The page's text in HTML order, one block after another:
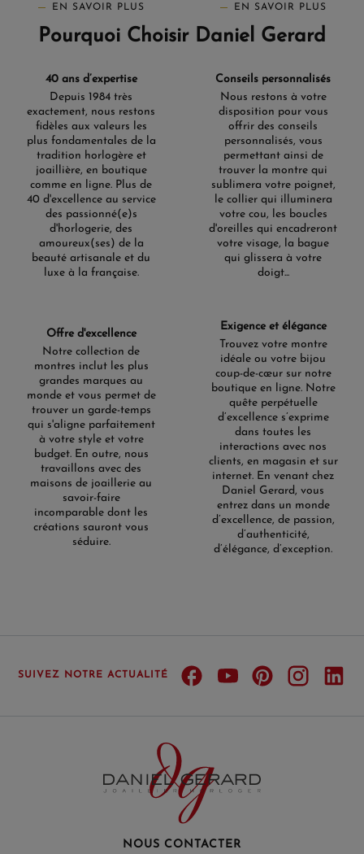
EN SAVOIR PLUS EN SAVOIR PLUS
Pourquoi Choisir Daniel Gerard
40 ans d’expertise
Depuis 1984 très
exactement, nous restons
fidèles aux valeurs les
plus fondamentales de la
tradition horlogère et
joaillière, en boutique
comme en ligne. Plus de
40 d'excellence au service
des passionné(e)s
d'horlogerie, des
amoureux(ses) de la
beauté artisanale et du
luxe à la française.
Conseils personnalisés
Nous restons à votre
disposition pour vous
offrir des conseils
personnalisés, vous
permettant ainsi de
trouver la montre qui
sublimera votre poignet,
le collier qui illuminera
votre cou, les boucles
d'oreilles qui encadreront
votre visage, la bague
qui glissera à votre
doigt...
Offre d'excellence
Notre collection de
montres inclut les plus
grandes marques au
monde et vous permet de
trouver un garde-temps
qui s'aligne parfaitement
à votre style et votre
budget. En outre, nous
travaillons avec des
maisons de joaillerie au
savoir-faire
incomparable dont les
créations sauront vous
séduire.
Exigence et élégance
Trouvez votre montre
idéale ou votre bijou
coup-de-cœur sur notre
boutique en ligne. Notre
quête perpétuelle
d’excellence s’exprime
dans toutes les
interactions avec nos
clients, en magasin et sur
internet. En venant chez
Daniel Gerard, vous
entrez dans un monde
d’excellence, de passion,
d’authenticité,
d’élégance, d’exception.
SUIVEZ NOTRE ACTUALITÉ
NOUS CONTACTER